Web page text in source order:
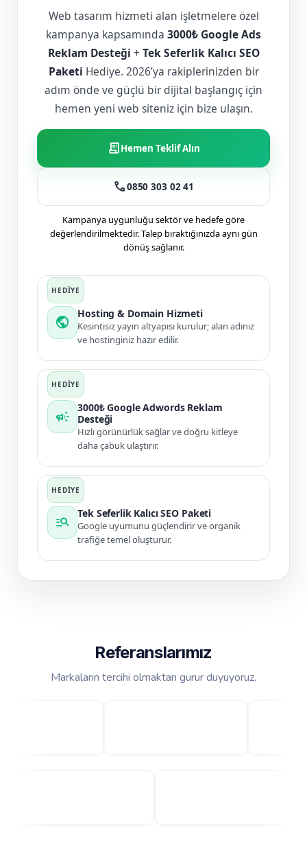
Web tasarım hizmeti alan işletmelere özel
kampanya kapsamında 3000₺ Google Ads
Reklam Desteği + Tek Seferlik Kalıcı SEO
Paketi Hediye. 2026’ya rakiplerinizden bir
adım önde ve güçlü bir dijital başlangıç için
hemen yeni web siteniz için bize ulaşın.
receipt_longHemen Teklif Alın
call0850 303 02 41
Kampanya uygunluğu sektör ve hedefe göre
değerlendirilmektedir. Talep bıraktığınızda aynı gün
dönüş sağlanır.
public
Hosting & Domain Hizmeti
Kesintisiz yayın altyapısı kurulur; alan adınız
ve hostinginiz hazır edilir.
campaign
3000₺ Google Adwords Reklam
Desteği
Hızlı görünürlük sağlar ve doğru kitleye
daha çabuk ulaştırır.
manage_search
Tek Seferlik Kalıcı SEO Paketi
Google uyumunu güçlendirir ve organik
trafiğe temel oluşturur.
Referanslarımız
Markaların tercihi olmaktan gurur duyuyoruz.